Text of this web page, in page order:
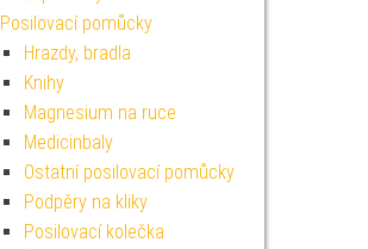
Posilovací pomůcky
Hrazdy, bradla
Knihy
Magnesium na ruce
Medicinbaly
Ostatní posilovací pomůcky
Podpěry na kliky
Posilovací kolečka